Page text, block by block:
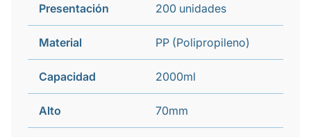
Presentación 200 unidades
Material PP (Polipropileno)
Capacidad 2000ml
Alto 70mm